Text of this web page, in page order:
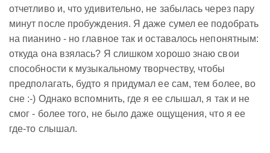
отчетливо и, что удивительно, не забылась через пару
минут после пробуждения. Я даже сумел ее подобрать
на пианино - но главное так и оставалось непонятным:
откуда она взялась? Я слишком хорошо знаю свои
способности к музыкальному творчеству, чтобы
предполагать, будто я придумал ее сам, тем более, во
сне :-) Однако вспомнить, где я ее слышал, я так и не
смог - более того, не было даже ощущения, что я ее
где-то слышал.